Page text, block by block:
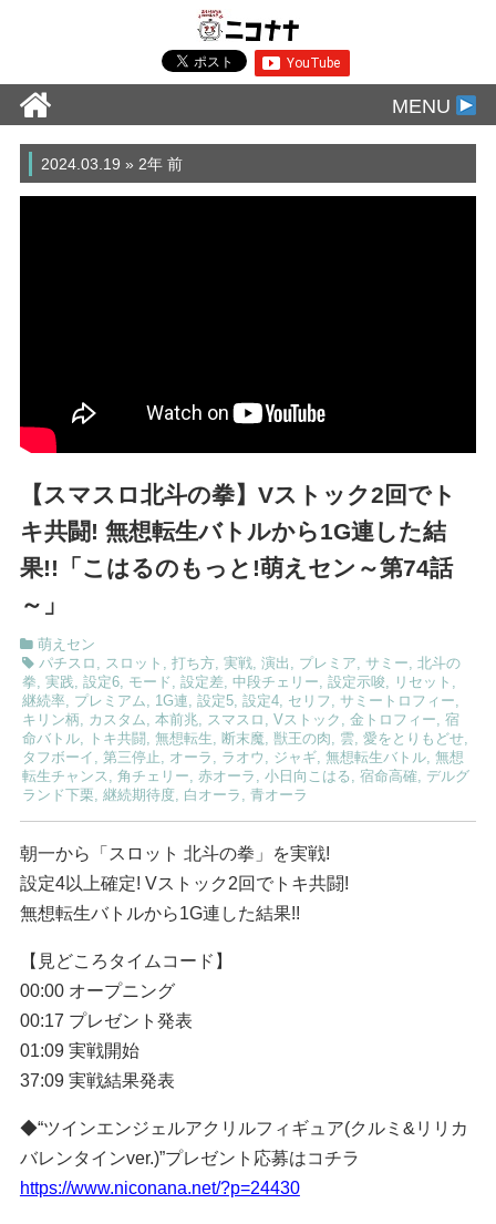
MENU
2024.03.19 » 2年 前
【スマスロ北斗の拳】Vストック2回でト
キ共闘! 無想転生バトルから1G連した結
果!!「こはるのもっと!萌えセン～第74話
～」
萌えセン
パチスロ , スロット , 打ち方, 実戦, 演出 , プレミア, サミー, 北斗の
拳, 実践, 設定6, モード , 設定差, 中段チェリー, 設定示唆, リセット ,
継続率, プレミアム, 1G連, 設定5, 設定4, セリフ, サミートロフィー,
キリン柄, カスタム, 本前兆, スマスロ , Vストック , 金トロフィー, 宿
命バトル, トキ共闘 , 無想転生, 断末魔, 獣王の肉, 雲, 愛をとりもどせ,
タフボーイ , 第三停止 , オーラ , ラオウ , ジャギ, 無想転生バトル, 無想
転生チャンス , 角チェリー, 赤オーラ , 小日向こはる, 宿命高確, デルグ
ランド下栗, 継続期待度, 白オーラ , 青オーラ
朝一から「スロット 北斗の拳」を実戦!
設定4以上確定! Vストック2回でトキ共闘!
無想転生バトルから1G連した結果!!
【見どころタイムコード】
00:00 オープニング
00:17 プレゼント発表
01:09 実戦開始
37:09 実戦結果発表
◆“ツインエンジェルアクリルフィギュア(クルミ&リリカ
バレンタインver.)”プレゼント応募はコチラ
https://www.niconana.net/?p=24430